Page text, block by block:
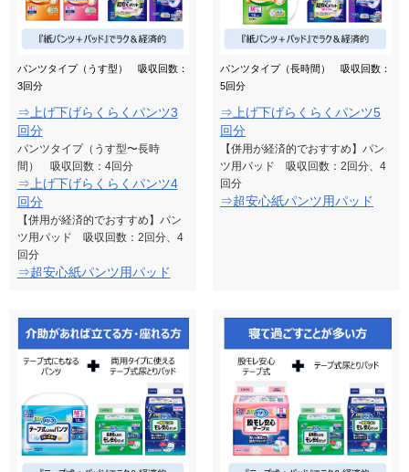
パンツタイプ（うす型） 吸収回数：
3回分
⇒上げ下げらくらくパンツ3
回分
パンツタイプ（うす型〜長時
間） 吸収回数：4回分
⇒上げ下げらくらくパンツ4
回分
【併用が経済的でおすすめ】パン
ツ用パッド 吸収回数：2回分、4
回分
⇒超安心紙パンツ用パッド
パンツタイプ（長時間） 吸収回数：
5回分
⇒上げ下げらくらくパンツ5
回分
【併用が経済的でおすすめ】パン
ツ用パッド 吸収回数：2回分、4
回分
⇒超安心紙パンツ用パッド